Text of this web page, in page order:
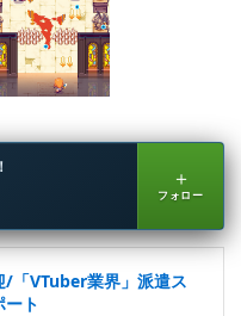
＋
フォロー
/「VTuber業界」派遣ス
ト